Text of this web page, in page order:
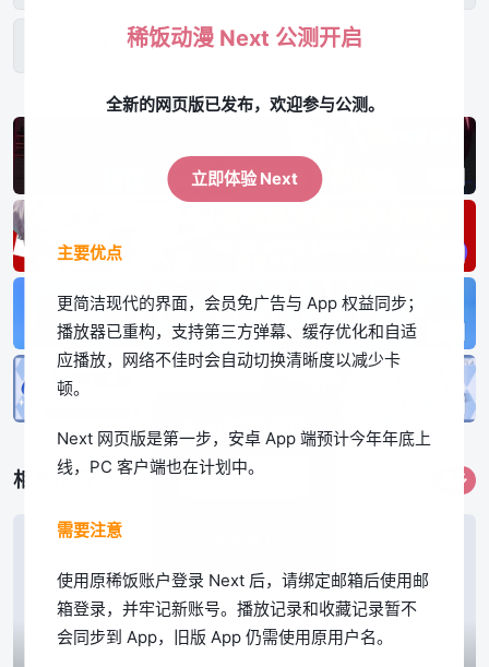
App体验更佳
立即下载
相关作品 更多
稀饭动漫 Next 公测开启
全新的网页版已发布，欢迎参与公测。
立即体验 Next
主要优点
更简洁现代的界面，会员免广告与 App 权益同步；
播放器已重构，支持第三方弹幕、缓存优化和自适
应播放，网络不佳时会自动切换清晰度以减少卡
顿。
Next 网页版是第一步，安卓 App 端预计今年年底上
线，PC 客户端也在计划中。
需要注意
使用原稀饭账户登录 Next 后，请绑定邮箱后使用邮
箱登录，并牢记新账号。播放记录和收藏记录暂不
会同步到 App，旧版 App 仍需使用原用户名。